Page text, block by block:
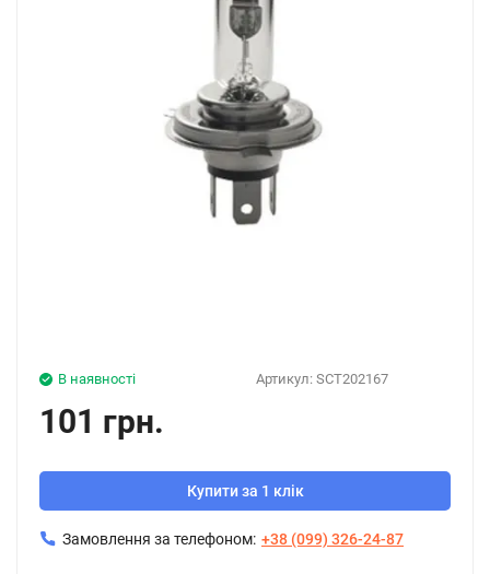
Артикул: SCT202167
В наявності
101 грн.
Купити за 1 клік
Замовлення за телефоном: +38 (099) 326-24-87